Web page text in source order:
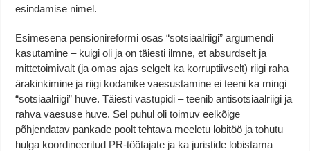
esindamise nimel.
Esimesena pensionireformi osas “sotsiaalriigi” argumendi
kasutamine – kuigi oli ja on täiesti ilmne, et absurdselt ja
mittetoimivalt (ja omas ajas selgelt ka korruptiivselt) riigi raha
ärakinkimine ja riigi kodanike vaesustamine ei teeni ka mingi
“sotsiaalriigi” huve. Täiesti vastupidi – teenib antisotsiaalriigi ja
rahva vaesuse huve. Sel puhul oli toimuv eelkõige
põhjendatav pankade poolt tehtava meeletu lobitöö ja tohutu
hulga koordineeritud PR-töötajate ja ka juristide lobistama